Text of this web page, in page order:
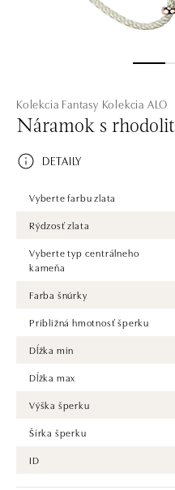
Kolekcia Fantasy Kolekcia ALO
Náramok s
DETAILY
Vyberte farbu zlata
Rýdzosť zlata
Vyberte typ centrálneho
kameňa
Farba šnúrky
Približná hmotnosť šperku
Dĺžka min
Dĺžka max
Výška šperku
Šírka šperku
ID